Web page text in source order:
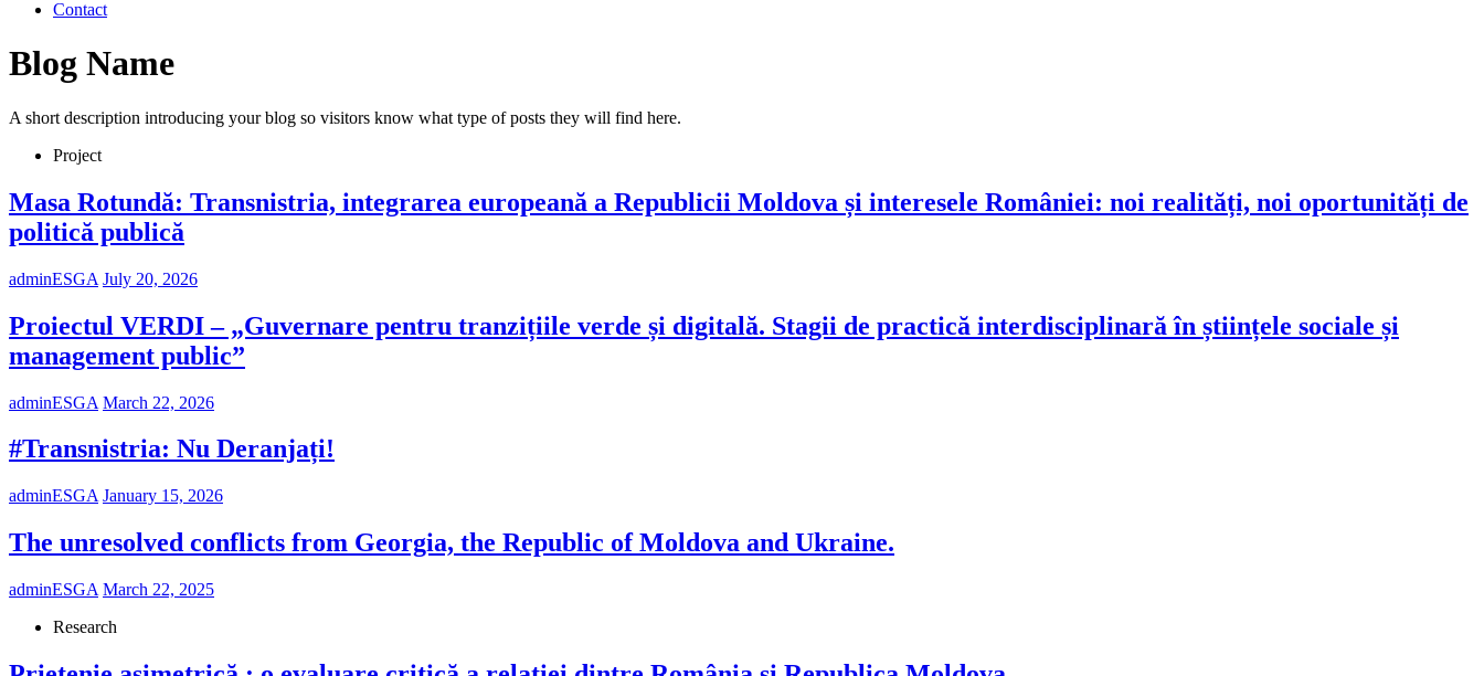
Contact
Blog Name
A short description introducing your blog so visitors know what type of posts they will find here.
Project
Masa Rotundă: Transnistria, integrarea europeană a Republicii Moldova și interesele României: noi realități, noi oportunități de
politică publică
adminESGA July 20, 2026
Proiectul VERDI – „Guvernare pentru tranzițiile verde și digitală. Stagii de practică interdisciplinară în științele sociale și
management public”
adminESGA March 22, 2026
#Transnistria: Nu Deranjați!
adminESGA January 15, 2026
The unresolved conflicts from Georgia, the Republic of Moldova and Ukraine.
adminESGA March 22, 2025
Research